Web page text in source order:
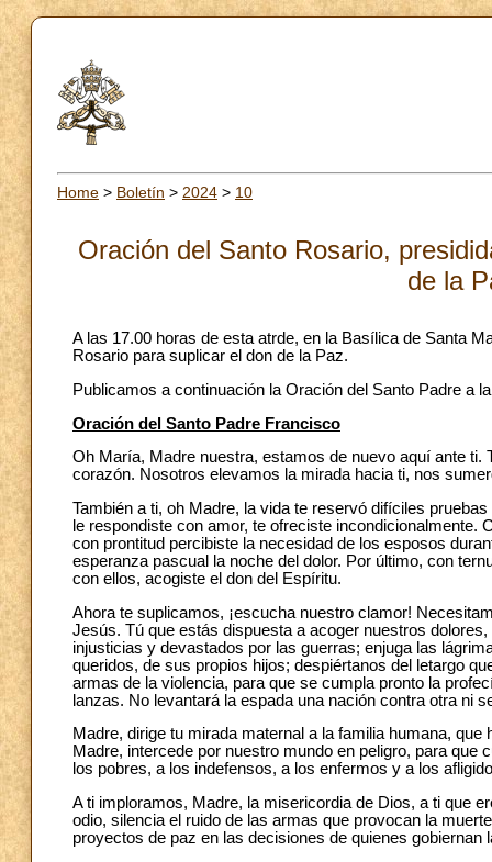
Home > Boletín > 2024 > 10
Oración del Santo Rosario,
de la
A las 17.00 horas de esta atrde, en la Basílica de Santa
Rosario para suplicar el don de la Paz.
Publicamos a continuación la Oración del Santo Padre a
Oración del Santo Padre Francisco
Oh María, Madre nuestra, estamos de nuevo aquí ante
corazón. Nosotros elevamos la mirada hacia ti, nos
También a ti, oh Madre, la vida te reservó difíciles
le respondiste con amor, te ofreciste incondicionalmente.
con prontitud percibiste la necesidad de los esposos
esperanza pascual la noche del dolor. Por último, con
con ellos, acogiste el don del Espíritu.
Ahora te suplicamos, ¡escucha nuestro clamor!
Jesús. Tú que estás dispuesta a acoger nuestros
injusticias y devastados por las guerras; enjuga las
queridos, de sus propios hijos; despiértanos del letargo
armas de la violencia, para que se cumpla pronto la
lanzas. No levantará la espada una nación contra otra ni
Madre, dirige tu mirada maternal a la familia humana, que
Madre, intercede por nuestro mundo en peligro, para
los pobres, a los indefensos, a los enfermos y a los
A ti imploramos, Madre, la misericordia de Dios, a ti que
odio, silencia el ruido de las armas que provocan la
proyectos de paz en las decisiones de quienes gobiernan